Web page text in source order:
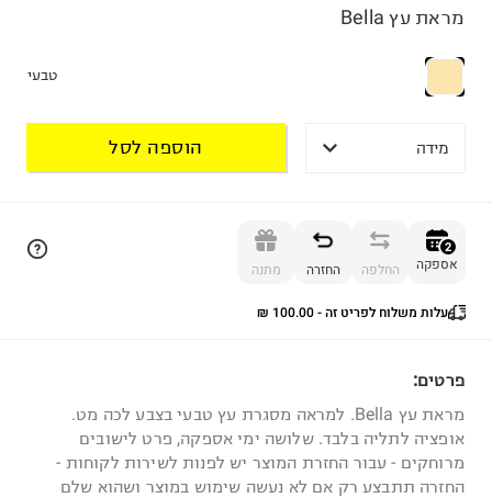
מראת עץ Bella
טבעי
מידה הוספה לסל
2
אספקה החלפה החזרה מתנה
עלות משלוח לפריט זה - ⁦₪ 100.00⁩
פרטים:
מראת עץ Bella. למראה מסגרת עץ טבעי בצבע לכה מט.
אופציה לתליה בלבד. שלושה ימי אספקה, פרט לישובים
מרוחקים - עבור החזרת המוצר יש לפנות לשירות לקוחות -
החזרה תתבצע רק אם לא נעשה שימוש במוצר ושהוא שלם